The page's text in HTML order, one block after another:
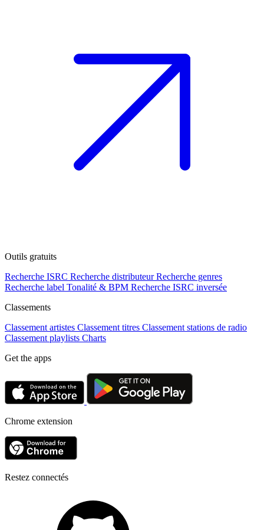
Outils gratuits
Recherche ISRC Recherche distributeur Recherche genres
Recherche label Tonalité & BPM Recherche ISRC inversée
Classements
Classement artistes Classement titres Classement stations de radio
Classement playlists Charts
Get the apps
Chrome extension
Restez connectés